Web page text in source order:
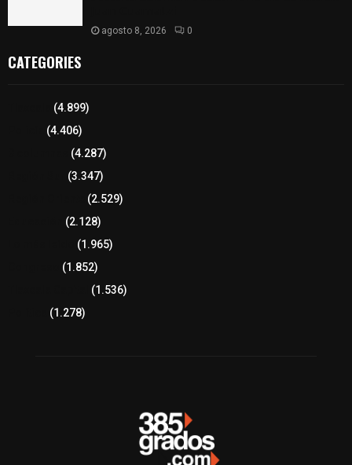
agosto 8, 2026 0
CATEGORIES
(4.899)
(4.406)
(4.287)
(3.347)
(2.529)
(2.128)
(1.965)
(1.852)
(1.536)
(1.278)